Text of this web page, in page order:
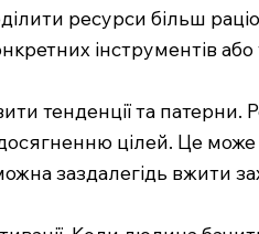
ресурси більш
інструментів
тенденції та патерни.
цілей. Це
заздалегідь вжити